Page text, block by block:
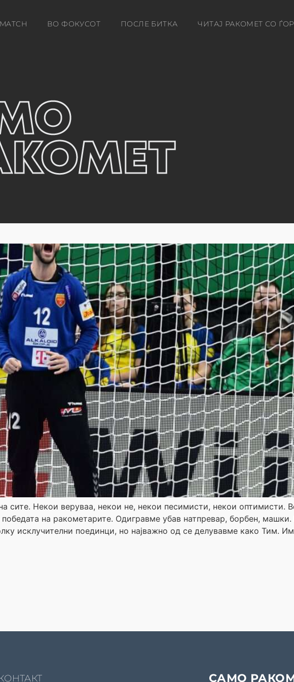
ВО ФОКУСОТ ПОСЛЕ БИТКА ЧИТАЈ РАКОМЕТ СО
Некои веруваа, некои не, некои песимисти, некои оптимисти.
на ракометарите. Одигравме убав натпревар, борбен,
исклучителни поединци, но најважно од се делувавме како Тим.
САМО